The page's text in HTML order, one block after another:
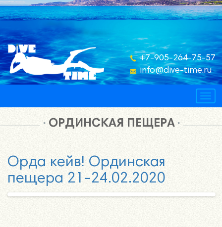
+7-905-264-75-57
info@dive-time.ru
ОРДИНСКАЯ ПЕЩЕРА
Орда кейв! Ординская
пещера 21-24.02.2020